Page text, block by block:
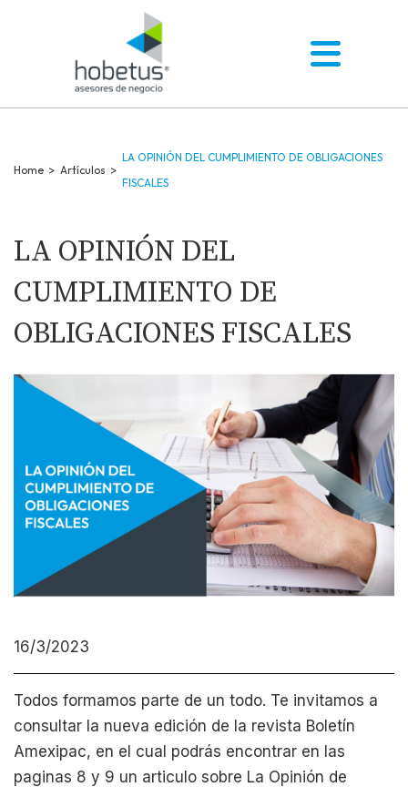
Home > Artículos >
LA OPINIÓN DEL CUMPLIMIENTO DE OBLIGACIONES
FISCALES
LA OPINIÓN DEL
CUMPLIMIENTO DE
OBLIGACIONES FISCALES
16/3/2023
Todos formamos parte de un todo. Te invitamos a
consultar la nueva edición de la revista Boletín
Amexipac, en el cual podrás encontrar en las
paginas 8 y 9 un articulo sobre La Opinión de